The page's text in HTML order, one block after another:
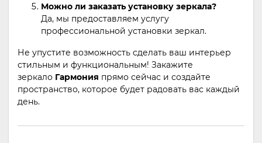
Можно ли заказать установку зеркала?
Да, мы предоставляем услугу
профессиональной установки зеркал.
Не упустите возможность сделать ваш интерьер
стильным и функциональным! Закажите
зеркало Гармония прямо сейчас и создайте
пространство, которое будет радовать вас каждый
день.